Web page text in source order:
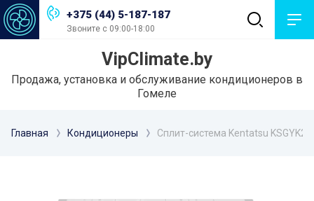
+375 (44) 5-187-187
Звоните с 09:00-18:00
VipClimate.by
Продажа, установка и обслуживание кондиционеров в
Гомеле
Главная Кондиционеры Сплит-система Kentatsu